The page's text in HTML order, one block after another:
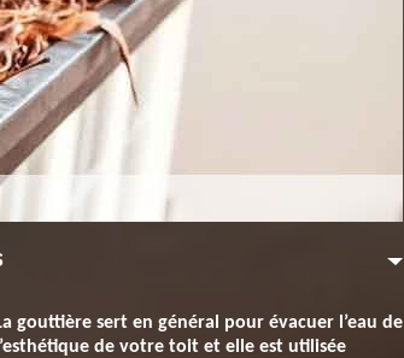
gouttière sert en général pour évacuer l’eau de
de votre toit et elle est utilisée